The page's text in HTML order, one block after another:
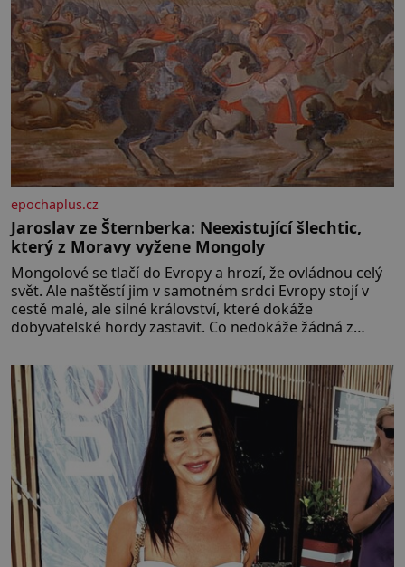
epochaplus.cz
Jaroslav ze Šternberka: Neexistující šlechtic,
který z Moravy vyžene Mongoly
Mongolové se tlačí do Evropy a hrozí, že ovládnou celý
svět. Ale naštěstí jim v samotném srdci Evropy stojí v
cestě malé, ale silné království, které dokáže
dobyvatelské hordy zastavit. Co nedokáže žádná z
král. Nebo že by ne? Mongolové od roku 1223 postupují
podél Kaspického a Azovského moře,